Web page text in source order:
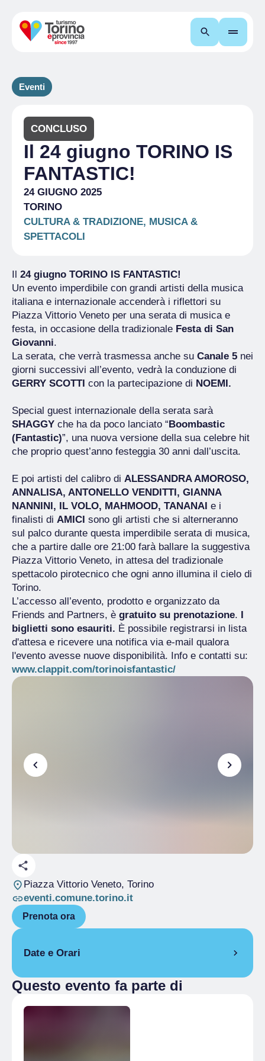
Cerca
Eventi
CONCLUSO
Il 24 giugno TORINO IS
FANTASTIC!
24 GIUGNO 2025
TORINO
CULTURA & TRADIZIONE, MUSICA &
SPETTACOLI
Il 24 giugno TORINO IS FANTASTIC!
Un evento imperdibile con grandi artisti della musica
italiana e internazionale accenderà i riflettori su
Piazza Vittorio Veneto per una serata di musica e
festa, in occasione della tradizionale Festa di San
Giovanni.
La serata, che verrà trasmessa anche su Canale 5 nei
giorni successivi all’evento, vedrà la conduzione di
GERRY SCOTTI con la partecipazione di NOEMI.
Special guest internazionale della serata sarà
SHAGGY che ha da poco lanciato “Boombastic
(Fantastic)”, una nuova versione della sua celebre hit
che proprio quest’anno festeggia 30 anni dall’uscita.
E poi artisti del calibro di ALESSANDRA AMOROSO,
ANNALISA, ANTONELLO VENDITTI, GIANNA
NANNINI, IL VOLO, MAHMOOD, TANANAI e i
finalisti di AMICI sono gli artisti che si alterneranno
sul palco durante questa imperdibile serata di musica,
che a partire dalle ore 21:00 farà ballare la suggestiva
Piazza Vittorio Veneto, in attesa del tradizionale
spettacolo pirotecnico che ogni anno illumina il cielo di
Torino.
L’accesso all’evento, prodotto e organizzato da
Friends and Partners, è gratuito su prenotazione. I
biglietti sono esauriti. È possibile registrarsi in lista
d'attesa e ricevere una notifica via e-mail qualora
l'evento avesse nuove disponibilità. Info e contatti su:
www.clappit.com/torinoisfantastic/
Piazza Vittorio Veneto, Torino
eventi.comune.torino.it
Prenota ora
Date e Orari
24 giugno 2025
21:00– 00:00
Questo evento fa parte di